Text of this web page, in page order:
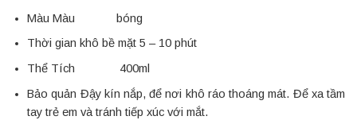
Màu Màu bóng
Thời gian khô bề mặt 5 – 10 phút
Thể Tích 400ml
Bảo quản Đậy kín nắp, để nơi khô ráo thoáng mát. Để xa tầm
tay trẻ em và tránh tiếp xúc với mắt.